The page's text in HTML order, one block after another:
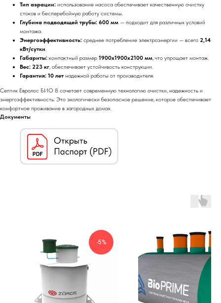
Тип аэрации: использование насоса обеспечивает качественную очистку
стоков и бесперебойную работу системы.
Глубина подводящей трубы: 600 мм — подходит для различных условий
монтажа.
Энергоэффективность: среднее потребление электроэнергии — всего 2,14
кВт/сутки.
Габариты: компактный размер 1900x1900x2100 мм, что упрощает монтаж.
Вес: 223 кг, обеспечивает устойчивость конструкции.
Гарантия: 10 лет надежной работы от производителя.
Септик Евролос БИО 8 сочетает современную технологию очистки, надежность и
энергоэффективность. Это экологически безопасное решение, которое обеспечивает
комфортное проживание в загородных домах.
Документы
-5%